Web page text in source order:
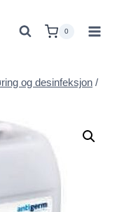
0
og desinfeksjon /